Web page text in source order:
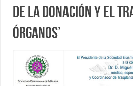
de la donación y el
órganos’